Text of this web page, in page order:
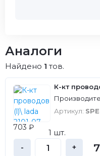
Аналоги
Найдено 1 тов.
К-кт
Артикул:
703 ₽
1 шт.
- +